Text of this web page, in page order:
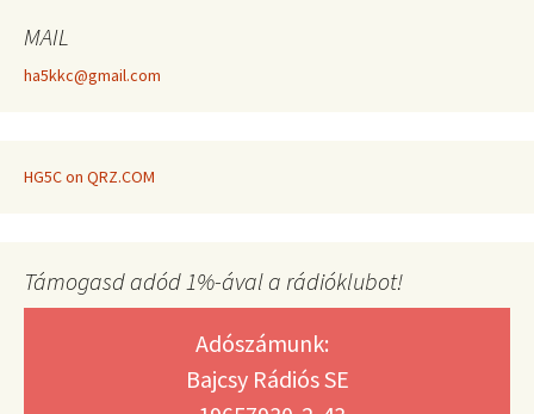
MAIL
ha5kkc@gmail.com
HG5C on QRZ.COM
Támogasd adód 1%-ával a rádióklubot!
Adószámunk:
Bajcsy Rádiós SE